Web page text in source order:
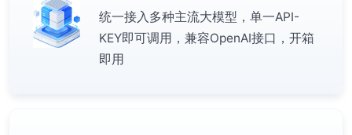
统一接入多种主流大模型，单一API-
KEY即可调用，兼容OpenAI接口，开箱
即用